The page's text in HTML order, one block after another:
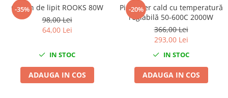
Scule pentru tinichigerie
Scule Pneumatice
Alte scule pneumatice
Compresoare
-35%
Ciocan de lipit ROOKS 80W
98,00 Lei
64,00 Lei
IN STOC
ADAUGA IN COS
-20%
Pistol aer cald cu temperatură
reglabilă 50-600C 2000W
366,00 Lei
293,00 Lei
IN STOC
ADAUGA IN COS